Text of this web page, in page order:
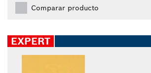
Comparar producto
EXPERT